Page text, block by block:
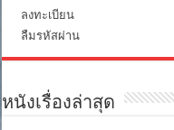
ลงทะเบียน
ลืมรหัสผ่าน
หนังเรื่องล่าสุด